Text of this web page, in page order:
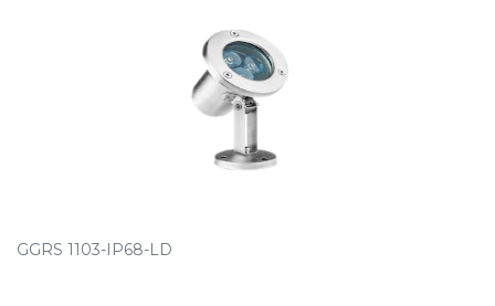
GGRS 1103-IP68-LD